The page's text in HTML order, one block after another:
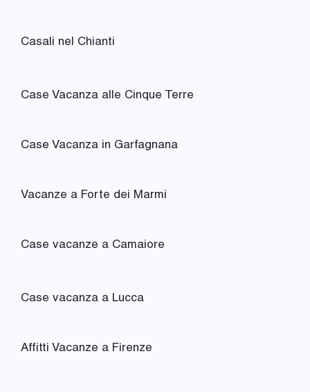
Casali nel Chianti
Case Vacanza alle Cinque Terre
Case Vacanza in Garfagnana
Vacanze a Forte dei Marmi
Case vacanze a Camaiore
Case vacanza a Lucca
Affitti Vacanze a Firenze